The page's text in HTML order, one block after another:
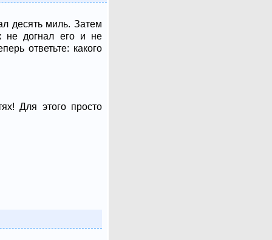
десять миль. Затем
не догнал его и не
ответьте: какого
Для этого просто